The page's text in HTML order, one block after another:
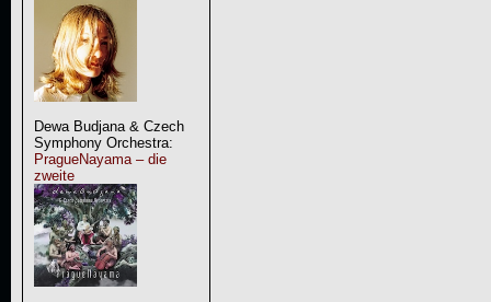
Dewa Budjana & Czech
Symphony Orchestra:
PragueNayama – die
zweite